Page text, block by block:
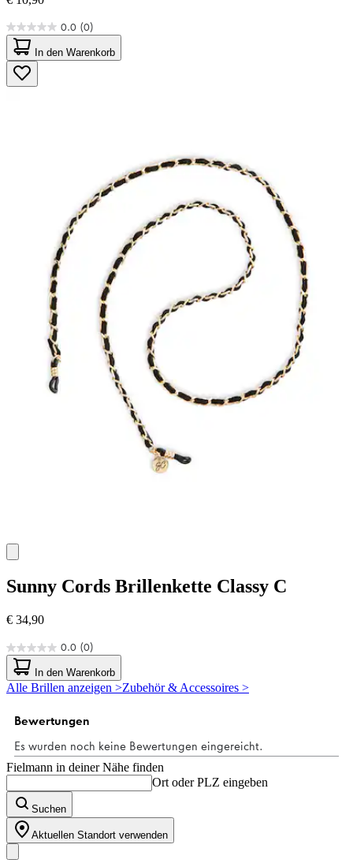
0.0 (0)
0.0
von
5
Sternen.
In den Warenkorb
Sunny Cords Brillenkette Classy C
€ 34,90
0.0 (0)
0.0
von
5
Sternen.
In den Warenkorb
Alle Brillen anzeigen >Zubehör & Accessoires >
Fielmann in deiner Nähe finden
Ort oder PLZ eingeben
Suchen
Aktuellen Standort verwenden